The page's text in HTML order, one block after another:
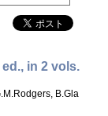
in 2 vols.
B.Gla